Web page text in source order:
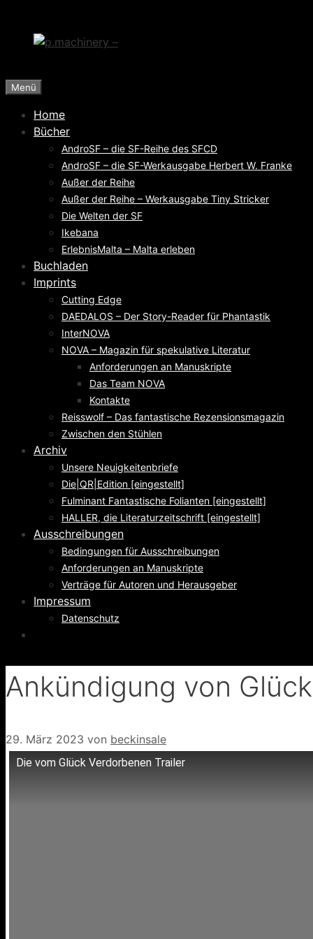
springen
Menü
Home
Bücher
AndroSF – die SF-Reihe des SFCD
AndroSF – die SF-Werkausgabe Herbert W. Franke
Außer der Reihe
Außer der Reihe – Werkausgabe Tiny Stricker
Die Welten der SF
Ikebana
ErlebnisMalta – Malta erleben
Buchladen
Imprints
Cutting Edge
DAEDALOS – Der Story-Reader für Phantastik
InterNOVA
NOVA – Magazin für spekulative Literatur
Anforderungen an Manuskripte
Das Team NOVA
Kontakte
Reisswolf – Das fantastische Rezensionsmagazin
Zwischen den Stühlen
Archiv
Unsere Neuigkeitenbriefe
Die|QR|Edition [eingestellt]
Fulminant Fantastische Folianten [eingestellt]
HALLER, die Literaturzeitschrift [eingestellt]
Ausschreibungen
Bedingungen für Ausschreibungen
Anforderungen an Manuskripte
Verträge für Autoren und Herausgeber
Impressum
Datenschutz
Ankündigung von Glück
29. März 2023 von beckinsale
Die vom Glück Verdorbenen Trailer